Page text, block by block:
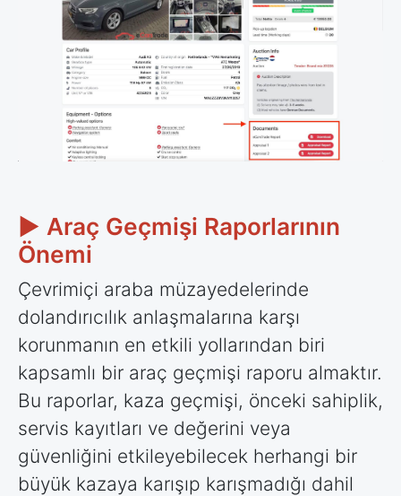
► Araç Geçmişi Raporlarının
Önemi
Çevrimiçi araba müzayedelerinde
dolandırıcılık anlaşmalarına karşı
korunmanın en etkili yollarından biri
kapsamlı bir araç geçmişi raporu almaktır.
Bu raporlar, kaza geçmişi, önceki sahiplik,
servis kayıtları ve değerini veya
güvenliğini etkileyebilecek herhangi bir
büyük kazaya karışıp karışmadığı dahil